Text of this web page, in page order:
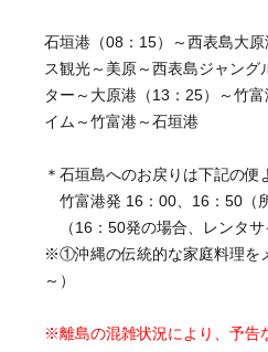
石垣港（08：15）～西表島大
ス観光～美原～西表島ジャン
ター～大原港（13：25）～竹
イム～竹富港～石垣港
＊石垣島へのお戻りは下記の便
竹富港発 16：00、16：50（
（16：50発の場合、レンタサ
※①沖縄の伝統的な家庭料理を
～）
※離島の混雑状況により、予告